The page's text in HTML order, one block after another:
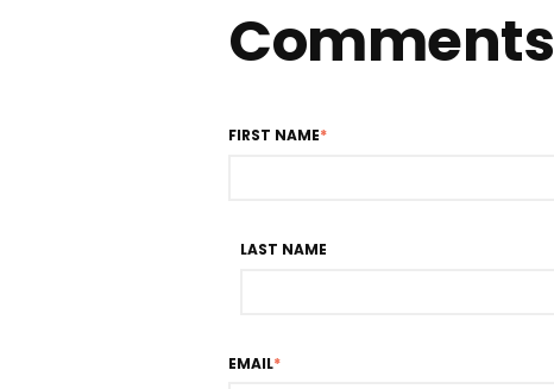
Comments
FIRST NAME*
LAST NAME
EMAIL*